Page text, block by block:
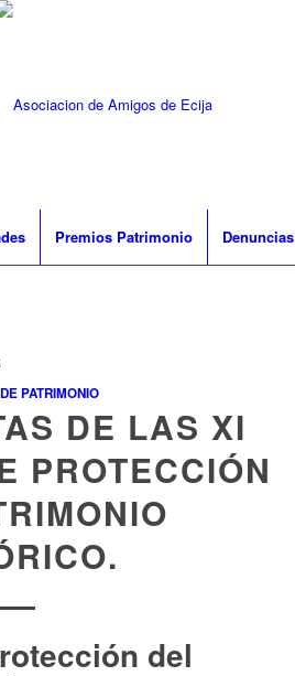
Premios Patrimonio Denuncias
PATRIMONIO
DE LAS XI
PROTECCIÓN
del